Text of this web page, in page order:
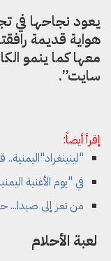
يعود نجاحها في
هواية قديمة
معها كما ينمو
سايت”.
إقرأ أيضاً:
في "يوم الأغنية
من تعز إلى صيدا...
لعبة الأحلام